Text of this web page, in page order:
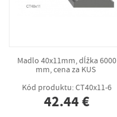
Madlo 40x11mm, dĺžka 6000
mm, cena za KUS
Kód produktu: CT40x11-6
42.44 €